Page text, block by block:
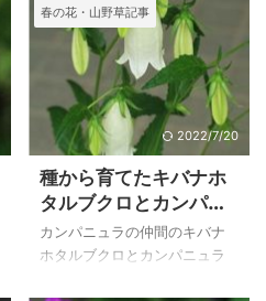
春の花・山野草記事
2022/7/20
種から育てたキバナホ
タルブクロとカンパニ
ュラ・コルヘンシス
カンパニュラの仲間のキバナ
ホタルブクロとカンパニュラ